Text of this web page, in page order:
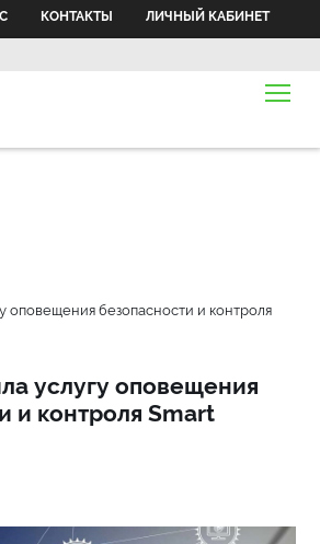
КОНТАКТЫ ЛИЧНЫЙ КАБИНЕТ
оповещения безопасности и контроля
услугу оповещения
и контроля Smart